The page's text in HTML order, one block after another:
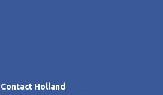
Contact Holland